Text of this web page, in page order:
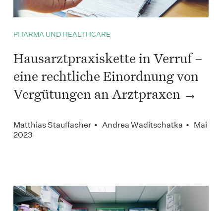
PHARMA UND HEALTHCARE
Hausarztpraxiskette in Verruf –
eine rechtliche Einordnung von
Vergütungen an Arztpraxen
Matthias Stauffacher • Andrea Waditschatka • Mai
2023